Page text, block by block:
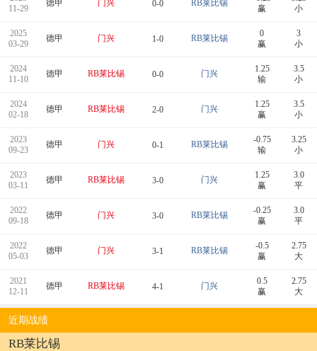
11-29
德甲 门兴 0-0 RB莱比锡
赢
小
2025
03-29
德甲 门兴 1-0 RB莱比锡
0
赢
3
小
2024
11-10
德甲 RB莱比锡 0-0 门兴
1.25
输
3.5
小
2024
02-18
德甲 RB莱比锡 2-0 门兴
1.25
赢
3.5
小
2023
09-23
德甲 门兴 0-1 RB莱比锡
-0.75
输
3.25
小
2023
03-11
德甲 RB莱比锡 3-0 门兴
1.25
赢
3.0
平
2022
09-18
德甲 门兴 3-0 RB莱比锡
-0.25
赢
3.0
平
2022
05-03
德甲 门兴 3-1 RB莱比锡
-0.5
赢
2.75
大
2021
12-11
德甲 RB莱比锡 4-1 门兴
0.5
赢
2.75
大
近期战绩
RB莱比锡